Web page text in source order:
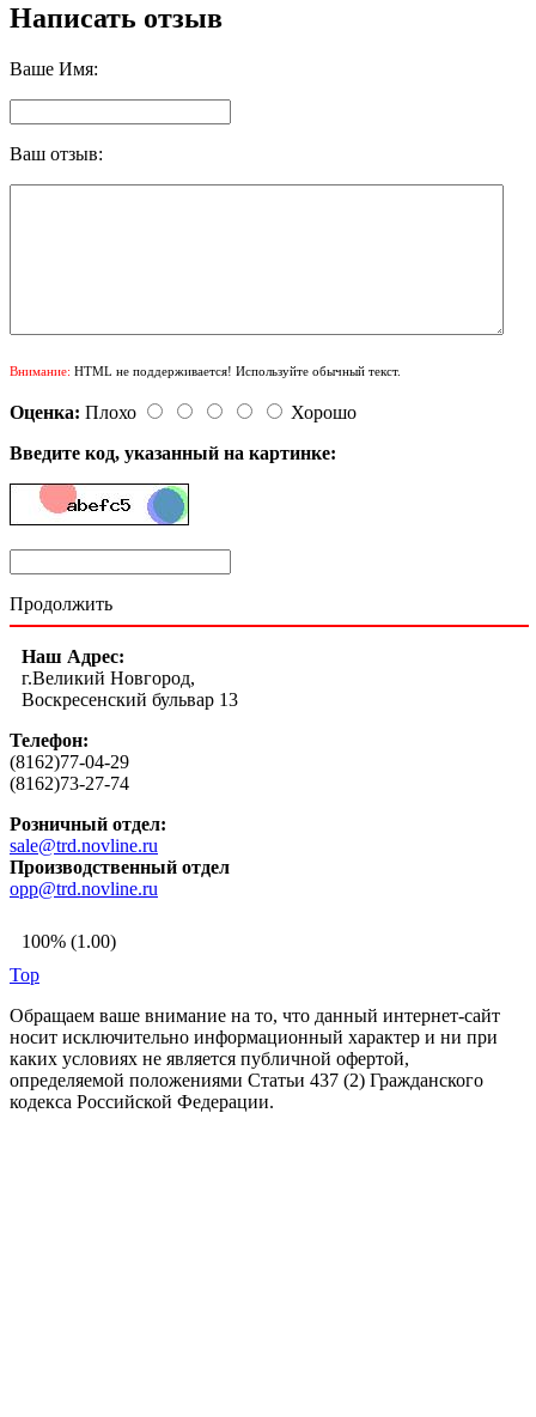
Написать отзыв
Ваше Имя:
Ваш отзыв:
Внимание: HTML не поддерживается! Используйте обычный текст.
Оценка: Плохо
Хорошо
Введите код, указанный на картинке:
Продолжить
Наш Адрес:
г.Великий Новгород,
Воскресенский бульвар 13
Телефон:
(8162)77-04-29
(8162)73-27-74
Розничный отдел:
sale@trd.novline.ru
Производственный отдел
opp@trd.novline.ru
100% (1.00)
Top
Обращаем ваше внимание на то, что данный интернет-сайт
носит исключительно информационный характер и ни при
каких условиях не является публичной офертой,
определяемой положениями Статьи 437 (2) Гражданского
кодекса Российской Федерации.